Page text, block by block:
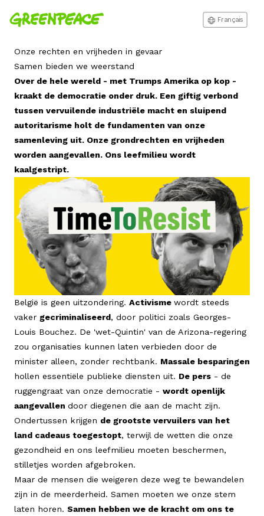
Français
Onze rechten en vrijheden in gevaar
Samen bieden we weerstand
Over de hele wereld - met Trumps Amerika op kop -
kraakt de democratie onder druk. Een giftig verbond
tussen vervuilende industriële macht en sluipend
autoritarisme holt de fundamenten van onze
samenleving uit. Onze grondrechten en vrijheden
worden aangevallen. Ons leefmilieu wordt
kaalgestript.
België is geen uitzondering. Activisme wordt steeds
vaker gecriminaliseerd, door politici zoals Georges-
Louis Bouchez. De 'wet-Quintin' van de Arizona-regering
zou organisaties kunnen laten verbieden door de
minister alleen, zonder rechtbank. Massale besparingen
hollen essentiële publieke diensten uit. De pers - de
ruggengraat van onze democratie - wordt openlijk
aangevallen door diegenen die aan de macht zijn.
Ondertussen krijgen de grootste vervuilers van het
land cadeaus toegestopt, terwijl de wetten die onze
gezondheid en ons leefmilieu moeten beschermen,
stilletjes worden afgebroken.
Maar de mensen die weigeren deze weg te bewandelen
zijn in de meerderheid. Samen moeten we onze stem
laten horen. Samen hebben we de kracht om ons te